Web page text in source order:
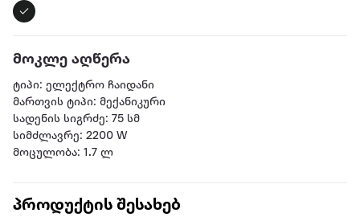
მოკლე აღწერა
ტიპი: ელექტრო ჩაიდანი
მართვის ტიპი: მექანიკური
სადენის სიგრძე: 75 სმ
სიმძლავრე: 2200 W
მოცულობა: 1.7 ლ
პროდუქტის შესახებ